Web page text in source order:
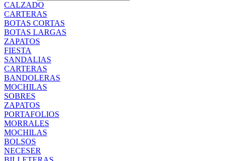
CALZADO
CARTERAS
BOTAS CORTAS
BOTAS LARGAS
ZAPATOS
FIESTA
SANDALIAS
CARTERAS
BANDOLERAS
MOCHILAS
SOBRES
ZAPATOS
PORTAFOLIOS
MORRALES
MOCHILAS
BOLSOS
NECESER